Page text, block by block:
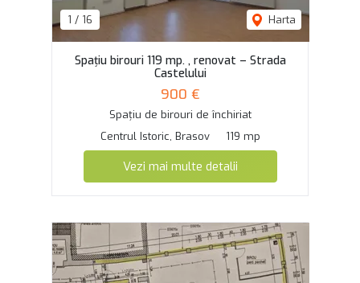
1 / 16 Harta
Spațiu birouri 119 mp. , renovat – Strada
Castelului
900 €
Spațiu de birouri de închiriat
Centrul Istoric, Brasov
119 mp
Vezi mai multe detalii